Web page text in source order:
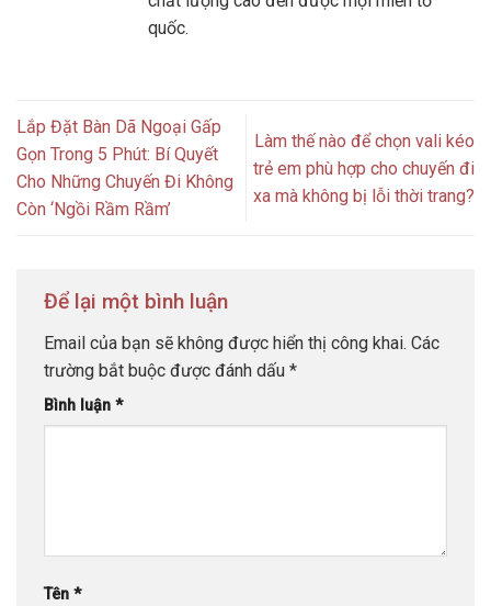
quốc.
Lắp Đặt Bàn Dã Ngoại Gấp
Gọn Trong 5 Phút: Bí Quyết
Cho Những Chuyến Đi Không
Còn ‘Ngồi Rầm Rầm’
Làm thế nào để chọn vali kéo
trẻ em phù hợp cho chuyến đi
xa mà không bị lỗi thời trang?
Để lại một bình luận
Email của bạn sẽ không được hiển thị công khai. Các
trường bắt buộc được đánh dấu *
Bình luận *
Tên *